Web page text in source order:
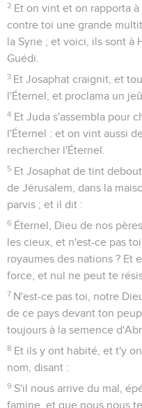
2 Et on vint et on rapporta
contre toi une grande
la Syrie ; et voici, ils sont à
Guédi.
3 Et Josaphat craignit, et
l'Éternel, et proclama un
4 Et Juda s'assembla pour
l'Éternel : et on vint aussi
rechercher l'Éternel.
5 Et Josaphat de tint
de Jérusalem, dans la
parvis ; et il dit :
6 Éternel, Dieu de nos
les cieux, et n'est-ce pas
royaumes des nations ? Et
force, et nul ne peut te
7 N'est-ce pas toi, notre
de ce pays devant ton
toujours à la semence
8 Et ils y ont habité, et t'y
nom, disant :
9 S'il nous arrive du mal,
famine, et que nous nous